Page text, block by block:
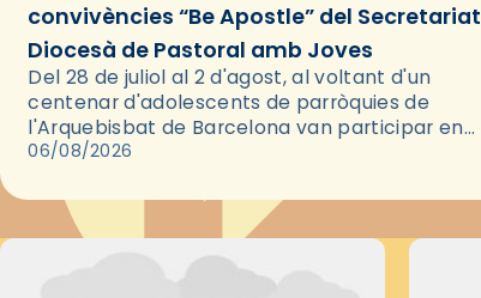
convivències “Be Apostle” del Secretariat
Diocesà de Pastoral amb Joves
Del 28 de juliol al 2 d'agost, al voltant d'un
centenar d'adolescents de parròquies de
l'Arquebisbat de Barcelona van participar en
les convivències Be Apostle, organitzades pel
06/08/2026